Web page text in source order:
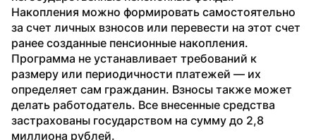
Накопления можно формировать самостоятельно
за счет личных взносов или перевести на этот счет
ранее созданные пенсионные накопления.
Программа не устанавливает требований к
размеру или периодичности платежей — их
определяет сам гражданин. Взносы также может
делать работодатель. Все внесенные средства
застрахованы государством на сумму до 2,8
миллиона рублей.